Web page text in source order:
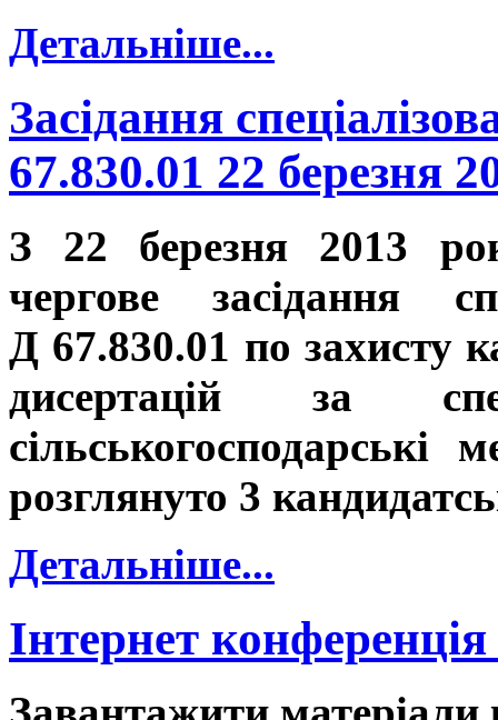
Детальніше...
Засідання
67.830.01 22 березня
З 22 березня 2013
чергове засідання
Д 67.830.01 по захисту
дисертацій за
сільськогосподарські
розглянуто 3
Детальніше...
Інтернет